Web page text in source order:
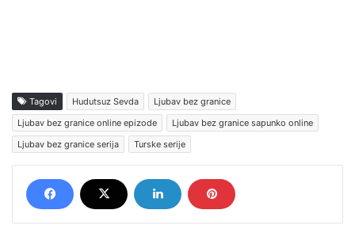
Tagovi Hudutsuz Sevda
Ljubav bez granice
Ljubav bez granice online epizode
Ljubav bez granice sapunko online
Ljubav bez granice serija
Turske serije